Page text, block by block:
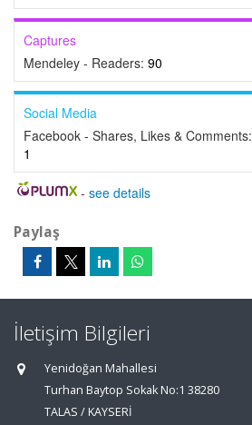
Captures
Mendeley - Readers: 90
Social Media
Facebook - Shares, Likes & Comments:
1
- see details
Paylaş
İletişim Bilgileri
Yenidoğan Mahallesi
Turhan Baytop Sokak No:1 38280
TALAS / KAYSERİ